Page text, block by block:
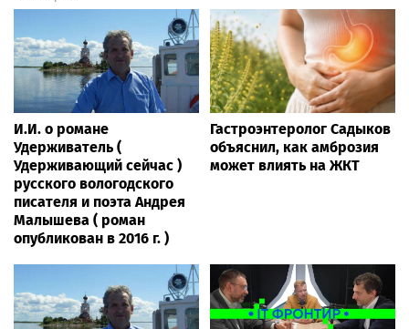
И.И. о романе
Удерживатель (
Удерживающий сейчас )
русского вологодского
писателя и поэта Андрея
Малышева ( роман
опубликован в 2016 г. )
Гастроэнтеролог Садыков
объяснил, как амброзия
может влиять на ЖКТ